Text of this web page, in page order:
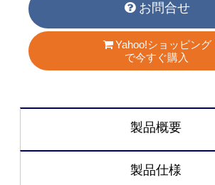
お問合せ
Yahoo!ショッピング
で今すぐ購入
製品概要
製品仕様